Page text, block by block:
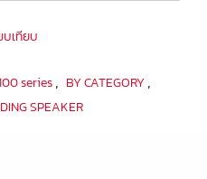
บเทียบ
series, BY CATEGORY ,
SPEAKER